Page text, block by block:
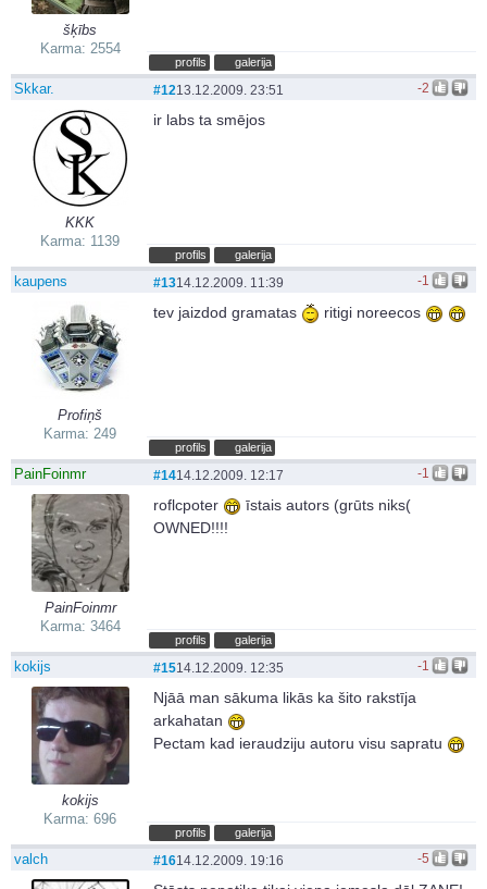
šķībs
Karma: 2554
profils galerija
Skkar.
KKK
Karma: 1139
-2
#1213.12.2009. 23:51
ir labs ta smējos
profils galerija
kaupens
Profiņš
Karma: 249
-1
#1314.12.2009. 11:39
tev jaizdod gramatas ritigi noreecos
profils galerija
PainFoinmr
PainFoinmr
Karma: 3464
-1
#1414.12.2009. 12:17
roflcpoter
īstais autors (grūts niks(
OWNED!!!!
profils galerija
kokijs
kokijs
Karma: 696
-1
#1514.12.2009. 12:35
Njāā man sākuma likās ka šito rakstīja
arkahatan
Pectam kad ieraudziju autoru visu sapratu
profils galerija
valch -5
#1614.12.2009. 19:16